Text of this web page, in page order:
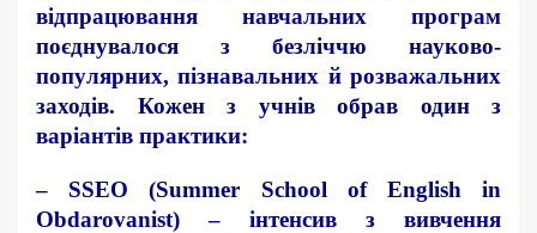
відпрацювання навчальних програм
поєднувалося з безліччю науково-
популярних, пізнавальних й розважальних
заходів. Кожен з учнів обрав один з
варіантів практики:
– SSEO (Summer School of English
in
Obdarovanist) – інтенсив з вивчення